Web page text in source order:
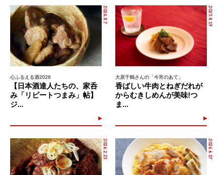
2026.8.7
心ふるえる酒2026
【日本酒達人たちの、家呑
み「リピートつまみ」帖】
ジ...
2025.8.19
大原千鶴さんの「今宵のあて」
香ばしい牛肉とねぎだれが
からむきしめんが美味!つ
ま...
2026.2.23 2026.6.17